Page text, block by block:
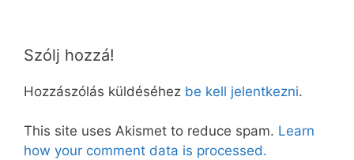
Szólj hozzá!
Hozzászólás küldéséhez be kell jelentkezni.
This site uses Akismet to reduce spam. Learn
how your comment data is processed.